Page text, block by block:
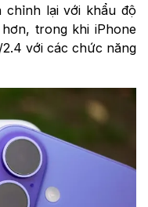
chỉnh lại với khẩu độ
trong khi iPhone
với các chức năng